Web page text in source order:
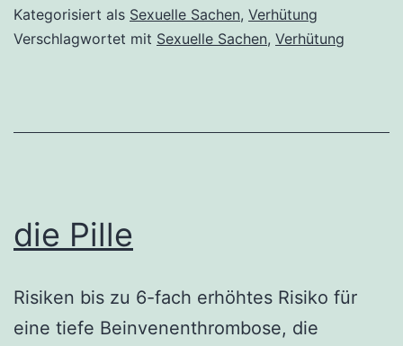
Kategorisiert als Sexuelle Sachen, Verhütung
Verschlagwortet mit Sexuelle Sachen, Verhütung
die Pille
Risiken bis zu 6-fach erhöhtes Risiko für
eine tiefe Beinvenenthrombose, die